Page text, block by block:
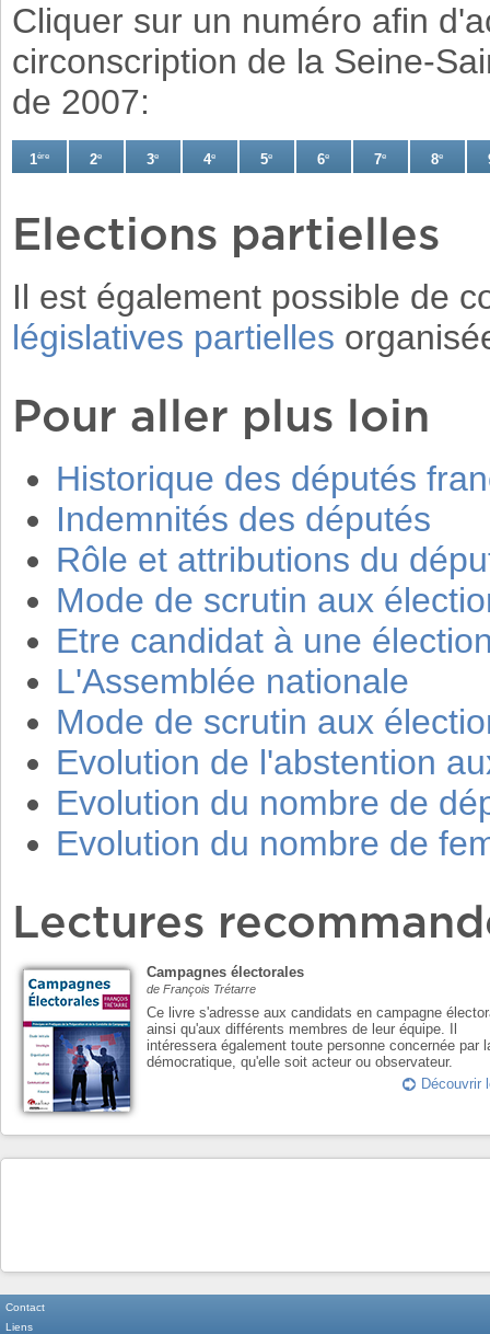
Cliquer sur un numéro afin
circonscription de la Seine-
de 2007:
1ère 2e 3e 4e 5e 6e 7e 8e
Elections partielles
Il est également possible de
législatives partielles
Pour aller plus loin
Historique des députés
Indemnités des députés
Rôle et attributions du
Mode de scrutin aux
Etre candidat à une
L'Assemblée nationale
Mode de scrutin aux
Evolution de l'abstention
Evolution du nombre de
Evolution du nombre de
Lectures
Campagnes électorales
de François Trétarre
Ce livre s'adresse aux candidats en campagne
ainsi qu'aux différents membres de leur équipe. Il
intéressera également toute personne concernée par
démocratique, qu'elle soit acteur ou observateur.
Découvrir
Contact
Liens